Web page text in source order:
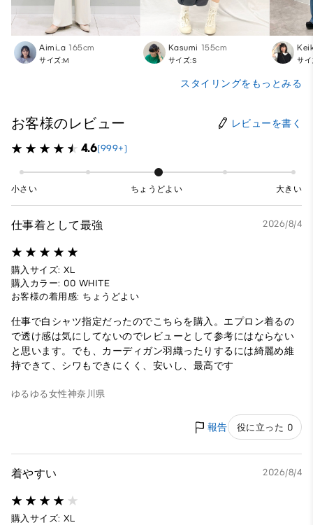
Aimi_a 165cm
サイズ:M
Kasumi 155cm
サイズ:S サイ
スタイリングをもっとみる
お客様のレビュー レビューを書く
4.6(999+)
小さい ちょうどよい 大きい
仕事着として最強 2026/8/4
購入サイズ: XL
購入カラー: 00 WHITE
お客様の着用感: ちょうどよい
仕事で白シャツ指定だったのでこちらを購入。エプロン着るの
で透け感は気にしてないのでレビューとして参考にはならない
と思います。でも、カーディガン羽織ったりするには綺麗め維
持できて、シワもできにくく、安いし、最高です
ゆるゆる女性神奈川県
報告 役に立った 0
着やすい 2026/8/4
購入サイズ: XL